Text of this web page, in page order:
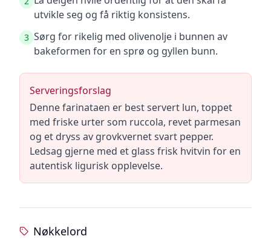
utvikle seg og få riktig konsistens.
3 Sørg for rikelig med olivenolje i bunnen av
bakeformen for en sprø og gyllen bunn.
Serveringsforslag
Denne farinataen er best servert lun, toppet
med friske urter som ruccola, revet parmesan
og et dryss av grovkvernet svart pepper.
Ledsag gjerne med et glass frisk hvitvin for en
autentisk ligurisk opplevelse.
Nøkkelord